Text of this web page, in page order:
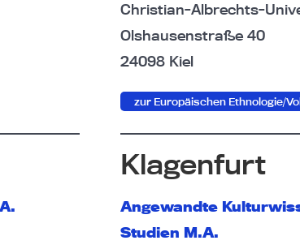
Christian-Albrechts-
Olshausenstraße 40
24098 Kiel
zur Europäischen Ethnologie/
Klagenfurt
Angewandte
Studien M.A.